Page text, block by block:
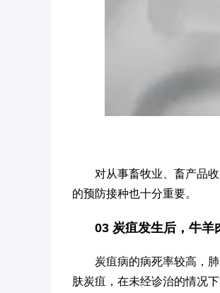
对从事畜牧业、畜产品
的预防接种也十分重要。
03 炭疽发生后，牛羊
炭疽病的病死率较高，
肤炭疽，在未经诊治的情况